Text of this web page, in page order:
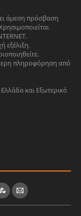
άμεση πρόσβαση
εξέλιξη.
πληροφόρηση από
και Εξωτερικό